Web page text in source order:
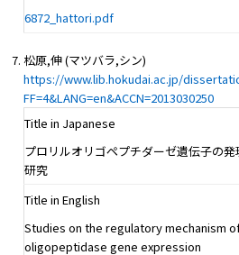
6872_hattori.pdf
松原,伸 (マツバラ,シン)
https://www.lib.hokudai.ac.jp/
FF=4&LANG=en&ACCN=2013030250
Title in Japanese
プロリルオリゴペプチダーゼ遺伝子の
研究
Title in English
Studies on the regulatory mechanism
oligopeptidase gene expression